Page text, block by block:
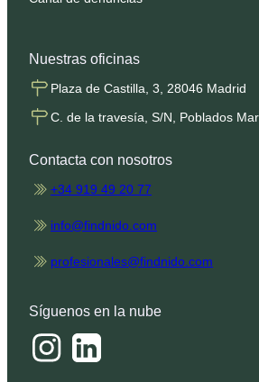
Nuestras oficinas
Plaza de Castilla, 3, 28046 Madrid
C. de la travesía, S/N, Poblados
Contacta con nosotros
+34 919 49 20 77
info@findnido.com
profesionales@findnido.com
Síguenos en la nube